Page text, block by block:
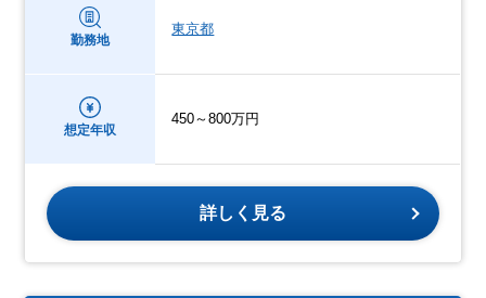
勤務地
東京都
想定年収
450～800万円
詳しく見る